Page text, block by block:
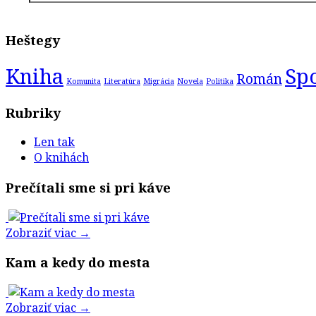
Heštegy
Kniha Komunita Literatúra Migrácia Novela Politika Román
Rubriky
Len tak
O knihách
Prečítali sme si pri káve
Zobraziť viac →
Kam a kedy do mesta
Zobraziť viac →